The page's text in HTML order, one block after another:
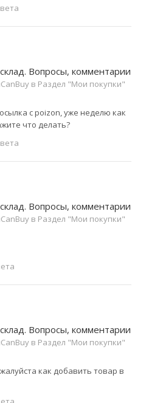
Вопросы, комментарии
в Раздел "Мои покупки"
с poizon, уже неделю как
что делать?
Вопросы, комментарии
в Раздел "Мои покупки"
Вопросы, комментарии
в Раздел "Мои покупки"
как добавить товар в